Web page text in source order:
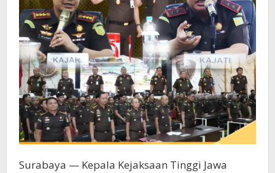
Surabaya — Kepala Kejaksaan Tinggi Jawa